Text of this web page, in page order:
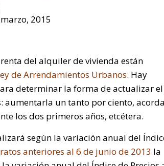
2015
del alquiler de vivienda están
de Arrendamientos Urbanos. Hay
determinar la forma de actualizar el
un tanto por ciento,
los dos primeros años, etcétera.
según la variación anual del
anteriores al 6 de junio de 2013 la